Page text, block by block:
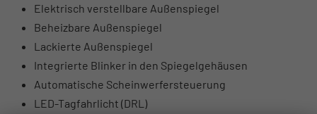
Elektrisch verstellbare Außenspiegel
Beheizbare Außenspiegel
Lackierte Außenspiegel
Integrierte Blinker in den Spiegelgehäusen
Automatische Scheinwerfersteuerung
LED-Tagfahrlicht (DRL)